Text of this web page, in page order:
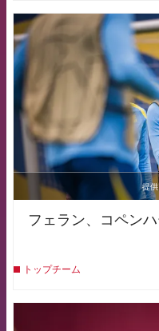
提供
フェラン、コペン
トップチーム